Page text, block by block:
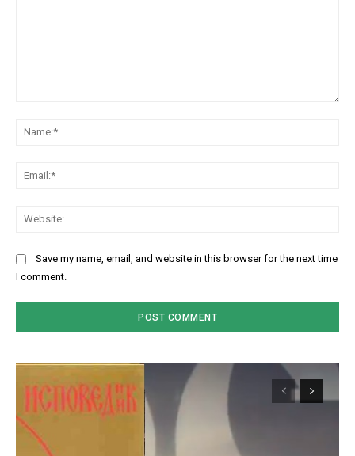
Save my name, email, and website in this browser for the next time
I comment.